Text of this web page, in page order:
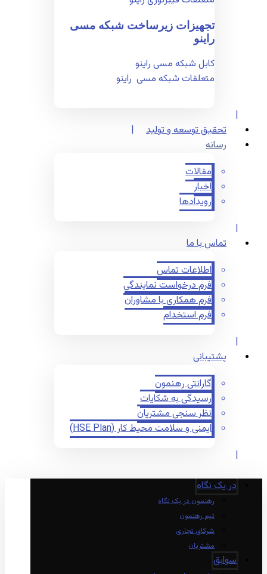
تجهیزات زیر‌ساخت شبکه مسی
راینو
کابل شبکه مسی راینو
متعلقات شبکه مسی راینو
تحقیق توسعه و تولید
رسانه
مقالات
اخبار
رویدادها
تماس با ما
اطلاعات تماس
فرم درخواست نمایندگی
فرم همکاری با مشاوران
فرم استخدام
پشتیبانی
گارانتی رهنمون
رسیدگی به شکایات
نظر سنجی مشتریان
ایمنی و سلامت محیط کار (HSE Plan)
در یک نگاه
رهنمون در یک نگاه
تیم رهنمون
شرکای تجاری
مشتریان
سوابق